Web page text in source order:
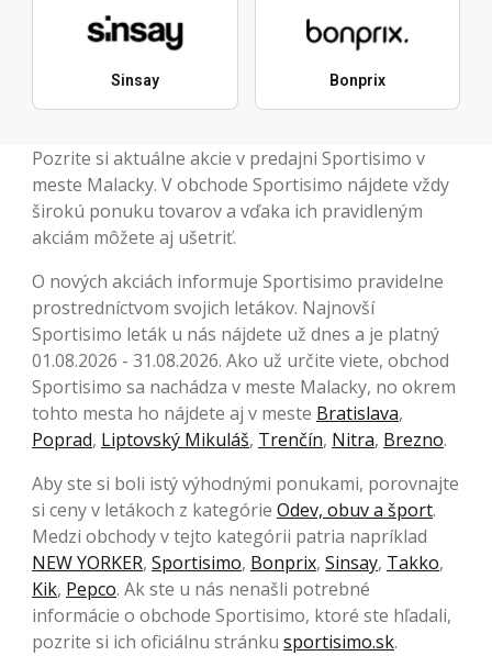
Sinsay Bonprix
Pozrite si aktuálne akcie v predajni Sportisimo v
meste Malacky. V obchode Sportisimo nájdete vždy
širokú ponuku tovarov a vďaka ich pravidleným
akciám môžete aj ušetriť.
O nových akciách informuje Sportisimo pravidelne
prostredníctvom svojich letákov. Najnovší
Sportisimo leták u nás nájdete už dnes a je platný
01.08.2026 - 31.08.2026. Ako už určite viete, obchod
Sportisimo sa nachádza v meste Malacky, no okrem
tohto mesta ho nájdete aj v meste Bratislava,
Poprad, Liptovský Mikuláš, Trenčín, Nitra, Brezno.
Aby ste si boli istý výhodnými ponukami, porovnajte
si ceny v letákoch z kategórie Odev, obuv a šport.
Medzi obchody v tejto kategórii patria napríklad
NEW YORKER, Sportisimo, Bonprix, Sinsay, Takko,
Kik, Pepco. Ak ste u nás nenašli potrebné
informácie o obchode Sportisimo, ktoré ste hľadali,
pozrite si ich oficiálnu stránku sportisimo.sk.